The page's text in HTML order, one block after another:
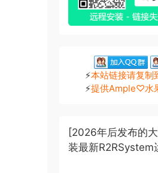
⚡本站链接请复制
⚡提供Ample♡水
[2026年后发布的
装最新R2RSystem